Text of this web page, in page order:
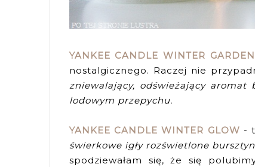
YANKEE CANDLE WINTER GARDEN
nostalgicznego. Raczej nie
zniewalający, odświeżający aromat
lodowym przepychu.
YANKEE CANDLE WINTER GLOW -
świerkowe igły rozświetlone
spodziewałam się, że się